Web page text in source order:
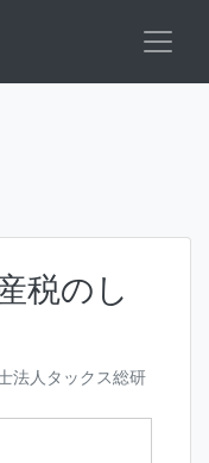
税のし
法人タックス総研